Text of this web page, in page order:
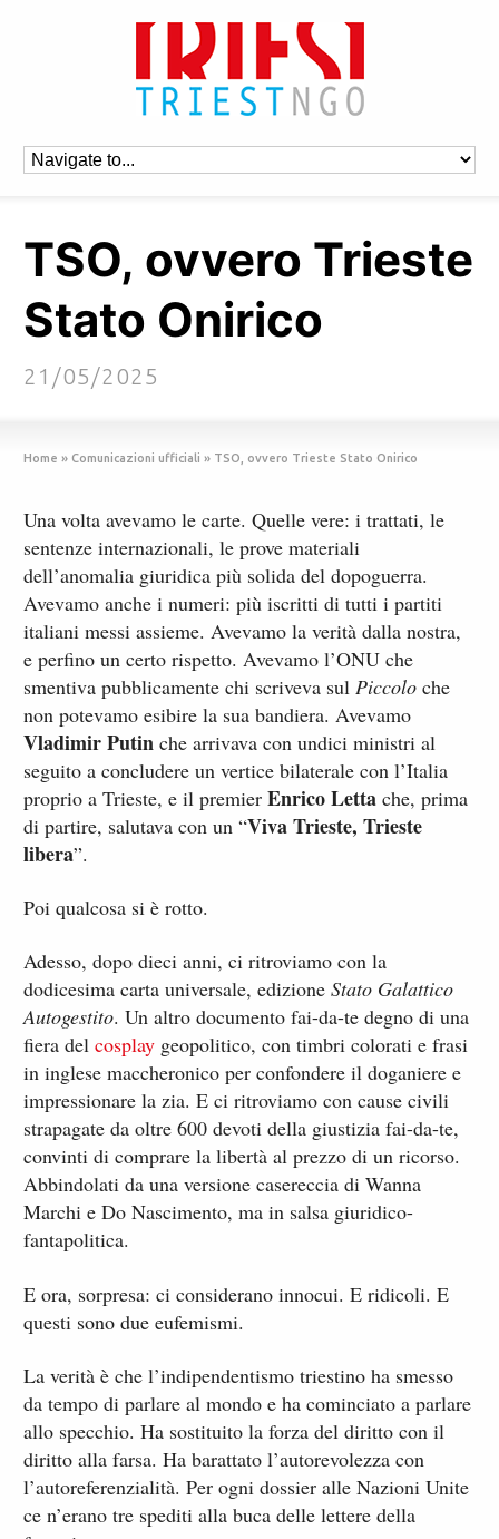
TSO, ovvero Trieste
Stato Onirico
21/05/2025
Home » Comunicazioni ufficiali » TSO, ovvero Trieste Stato Onirico
Una volta avevamo le carte. Quelle vere: i trattati, le
sentenze internazionali, le prove materiali
dell’anomalia giuridica più solida del dopoguerra.
Avevamo anche i numeri: più iscritti di tutti i partiti
italiani messi assieme. Avevamo la verità dalla nostra,
e perfino un certo rispetto. Avevamo l’ONU che
smentiva pubblicamente chi scriveva sul Piccolo che
non potevamo esibire la sua bandiera. Avevamo
Vladimir Putin che arrivava con undici ministri al
seguito a concludere un vertice bilaterale con l’Italia
proprio a Trieste, e il premier Enrico Letta che, prima
di partire, salutava con un “Viva Trieste, Trieste
libera”.
Poi qualcosa si è rotto.
Adesso, dopo dieci anni, ci ritroviamo con la
dodicesima carta universale, edizioneStato Galattico
Autogestito. Un altro documento fai-da-te degno di una
fiera delcosplay geopolitico, con timbri colorati e frasi
in inglese maccheronico per confondere il doganiere e
impressionare la zia. E ci ritroviamo con cause civili
strapagate da oltre 600 devoti della giustizia fai-da-te,
convinti di comprare la libertà al prezzo di un ricorso.
Abbindolati da una versione casereccia di Wanna
Marchi e Do Nascimento, ma in salsa giuridico-
fantapolitica.
E ora, sorpresa: ci considerano innocui. E ridicoli. E
questi sono due eufemismi.
La verità è che l’indipendentismo triestino ha smesso
da tempo di parlare al mondo e ha cominciato a parlare
allo specchio. Ha sostituito la forza del diritto con il
diritto alla farsa. Ha barattato l’autorevolezza con
l’autoreferenzialità. Per ogni dossier alle Nazioni Unite
ce n’erano tre spediti alla buca delle lettere della